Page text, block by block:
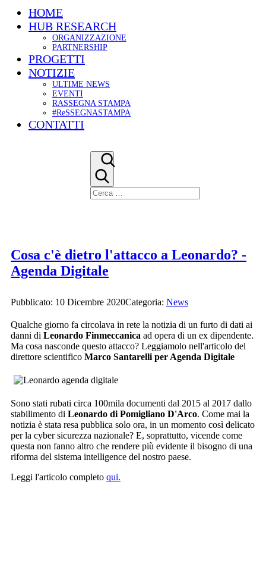
HOME
HUB RESEARCH
ORGANIZZAZIONE
PARTNERSHIP
PROGETTI
NOTIZIE
ULTIME NEWS
EVENTI
RASSEGNA STAMPA
#ReSSEGNASTAMPA
CONTATTI
Cosa c'è dietro l'attacco a Leonardo? -
Agenda Digitale
Pubblicato: 10 Dicembre 2020Categoria: News
Qualche giorno fa circolava in rete la notizia di un furto di dati ai
danni di Leonardo Finmeccanica ad opera di un ex dipendente.
Ma cosa nasconde questo attacco? Leggiamolo nell'articolo del
direttore scientifico Marco Santarelli per Agenda Digitale
Sono stati rubati circa 100mila documenti dal 2015 al 2017 dallo
stabilimento di Leonardo di Pomigliano D'Arco. Come mai la
notizia è stata resa pubblica solo ora, in un momento così delicato
per la cyber sicurezza nazionale? E, soprattutto, vicende come
questa non fanno altro che rendere più evidente il bisogno di una
riforma del sistema intelligence del nostro paese.
Leggi l'articolo completo qui.